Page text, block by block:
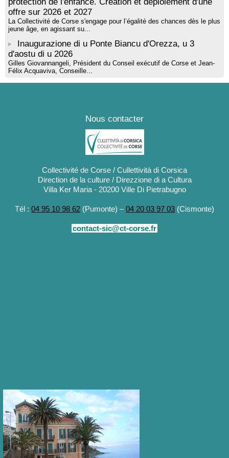
offre sur 2026 et 2027
La Collectivité de Corse s'engage pour l’égalité des chances dès le plus
jeune âge, en agissant su...
Inaugurazione di u Ponte Biancu d'Orezza, u 3
d'aostu di u 2026
Gilles Giovannangeli, Président du Conseil exécutif de Corse et Jean-
Félix Acquaviva, Conseille...
Nous contacter
Collectivité de Corse / Cullettività di Corsica
Direction de la culture / Direzzione di a Cultura
Villa Ker Maria - 20200 Ville Di Pietrabugno
Tél : 04 95 10 98 62 (Pumonte) –04 20 03 97 03 (Cismonte)
contact-sic@ct-corse.fr